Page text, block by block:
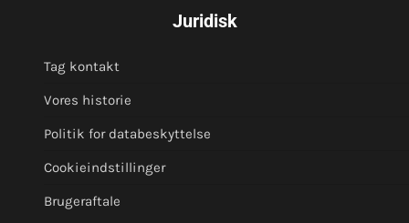
Juridisk
Tag kontakt
Vores historie
Politik for databeskyttelse
Cookieindstillinger
Brugeraftale